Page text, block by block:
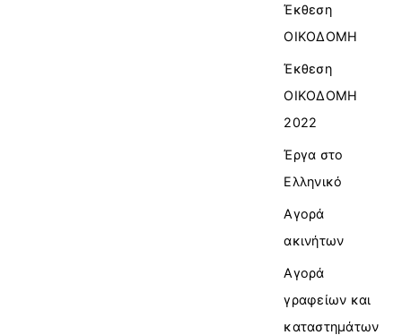
Έκθεση
ΟΙΚΟΔΟΜΗ
Έκθεση
ΟΙΚΟΔΟΜΗ
2022
Έργα στο
Ελληνικό
Αγορά
ακινήτων
Αγορά
γραφείων και
καταστημάτων